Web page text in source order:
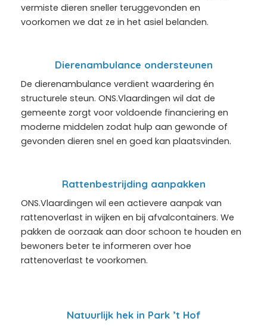
vermiste dieren sneller teruggevonden en
voorkomen we dat ze in het asiel belanden.
Dierenambulance ondersteunen
De dierenambulance verdient waardering én
structurele steun. ONS.Vlaardingen wil dat de
gemeente zorgt voor voldoende financiering en
moderne middelen zodat hulp aan gewonde of
gevonden dieren snel en goed kan plaatsvinden.
Rattenbestrijding aanpakken
ONS.Vlaardingen wil een actievere aanpak van
rattenoverlast in wijken en bij afvalcontainers. We
pakken de oorzaak aan door schoon te houden en
bewoners beter te informeren over hoe
rattenoverlast te voorkomen.
Natuurlijk hek in Park ’t Hof